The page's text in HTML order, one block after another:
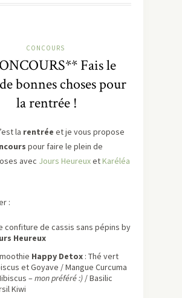
CONCOURS
Fais le
bonnes choses pour
la rentrée !
la rentrée et je vous propose
pour faire le plein de
avec Jours HeureuxetKaréléa
:
confiture de cassis sans pépins by
Heureux
Happy Detox : Thé vert
et Goyave / Mangue Curcuma
–mon préféré :) / Basilic
Kiwi